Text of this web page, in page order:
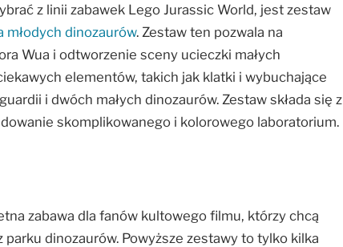
z linii zabawek Lego Jurassic World, jest zestaw
młodych dinozaurów. Zestaw ten pozwala na
Wua i odtworzenie sceny ucieczki małych
elementów, takich jak klatki i wybuchające
i dwóch małych dinozaurów. Zestaw składa się z
skomplikowanego i kolorowego laboratorium.
zabawa dla fanów kultowego filmu, którzy chcą
dinozaurów. Powyższe zestawy to tylko kilka